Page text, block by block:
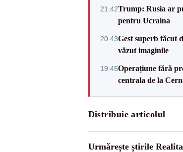
21:42Trump: Rusia ar
pentru Ucraina
20:43Gest superb făcut
văzut imaginile
19:45Operațiune fără
centrala de la
Distribuie articolul
Urmărește știrile